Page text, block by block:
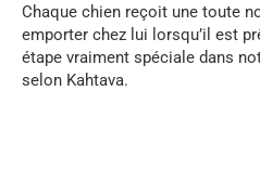
Chaque chien reçoit une toute
emporter chez lui lorsqu’il est
étape vraiment spéciale dans
selon Kahtava.